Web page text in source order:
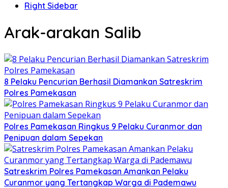
Right Sidebar
Arak-arakan Salib
8 Pelaku Pencurian Berhasil Diamankan Satreskrim
Polres Pamekasan
Polres Pamekasan Ringkus 9 Pelaku Curanmor dan
Penipuan dalam Sepekan
Satreskrim Polres Pamekasan Amankan Pelaku
Curanmor yang Tertangkap Warga di Pademawu